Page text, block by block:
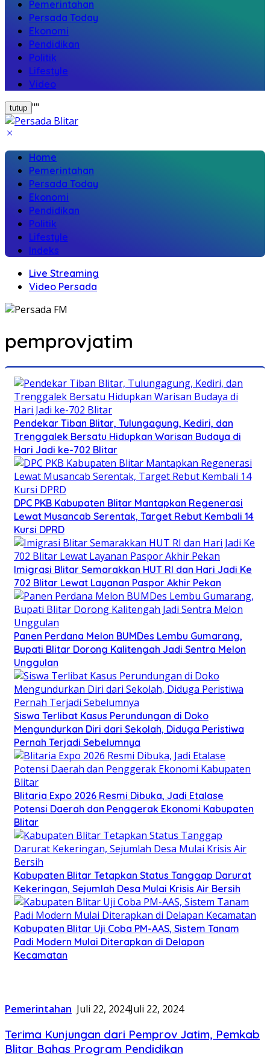
Pemerintahan
Persada Today
Ekonomi
Pendidikan
Politik
Lifestyle
Video
tutup ""
Home
Pemerintahan
Persada Today
Ekonomi
Pendidikan
Politik
Lifestyle
Indeks
Live Streaming
Video Persada
pemprovjatim
Pendekar Tiban Blitar, Tulungagung, Kediri, dan
Trenggalek Bersatu Hidupkan Warisan Budaya di
Hari Jadi ke-702 Blitar
DPC PKB Kabupaten Blitar Mantapkan Regenerasi
Lewat Musancab Serentak, Target Rebut Kembali 14
Kursi DPRD
Imigrasi Blitar Semarakkan HUT RI dan Hari Jadi Ke
702 Blitar Lewat Layanan Paspor Akhir Pekan
Panen Perdana Melon BUMDes Lembu Gumarang,
Bupati Blitar Dorong Kalitengah Jadi Sentra Melon
Unggulan
Siswa Terlibat Kasus Perundungan di Doko
Mengundurkan Diri dari Sekolah, Diduga Peristiwa
Pernah Terjadi Sebelumnya
Blitaria Expo 2026 Resmi Dibuka, Jadi Etalase
Potensi Daerah dan Penggerak Ekonomi Kabupaten
Blitar
Kabupaten Blitar Tetapkan Status Tanggap Darurat
Kekeringan, Sejumlah Desa Mulai Krisis Air Bersih
Kabupaten Blitar Uji Coba PM-AAS, Sistem Tanam
Padi Modern Mulai Diterapkan di Delapan
Kecamatan
Pemerintahan Juli 22, 2024Juli 22, 2024
Terima Kunjungan dari Pemprov Jatim, Pemkab
Blitar Bahas Program Pendidikan